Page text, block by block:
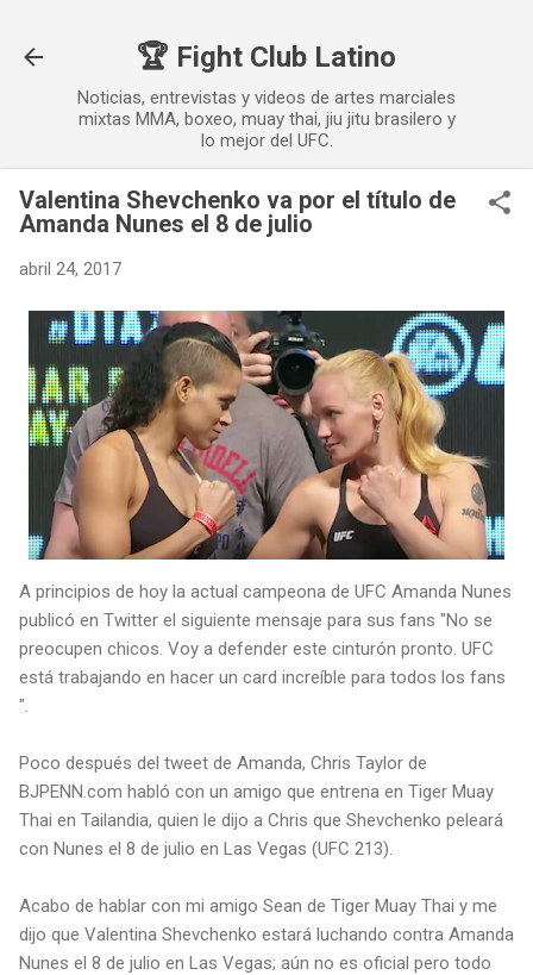
🏆 Fight Club Latino
Noticias, entrevistas y videos de artes marciales
mixtas MMA, boxeo, muay thai, jiu jitu brasilero y
lo mejor del UFC.
Valentina Shevchenko va por el título de
Amanda Nunes el 8 de julio
abril 24, 2017
A principios de hoy la actual campeona de UFC Amanda Nunes
publicó en Twitter el siguiente mensaje para sus fans "No se
preocupen chicos. Voy a defender este cinturón pronto. UFC
está trabajando en hacer un card increíble para todos los fans
".
Poco después del tweet de Amanda, Chris Taylor de
BJPENN.com habló con un amigo que entrena en Tiger Muay
Thai en Tailandia, quien le dijo a Chris que Shevchenko peleará
con Nunes el 8 de julio en Las Vegas (UFC 213).
Acabo de hablar con mi amigo Sean de Tiger Muay Thai y me
dijo que Valentina Shevchenko estará luchando contra Amanda
Nunes el 8 de julio en Las Vegas; aún no es oficial pero todo